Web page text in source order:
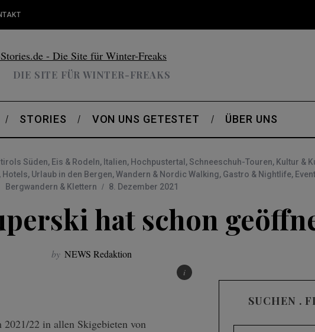
DIE SITE FÜR WINTER-FREAKS
STORIES VON UNS GETESTET ÜBER UNS
Süden, Eis & Rodeln, Italien, Hochpustertal , Schneeschuh-Touren, Kultur &
, Hotels, Urlaub in den Bergen,Wandern & Nordic Walking, Gastro & Nightlife,
Bergwandern & Klettern
8. Dezember 2021
hat schon
by NEWS Redaktion
2021/22 in allen Skigebieten von
SUCHEN .